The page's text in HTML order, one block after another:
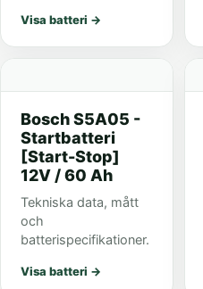
Visa batteri →
Bosch S5A05 -
Startbatteri
[Start-Stop]
12V / 60 Ah
Tekniska data, mått
och
batterispecifikationer.
Visa batteri →